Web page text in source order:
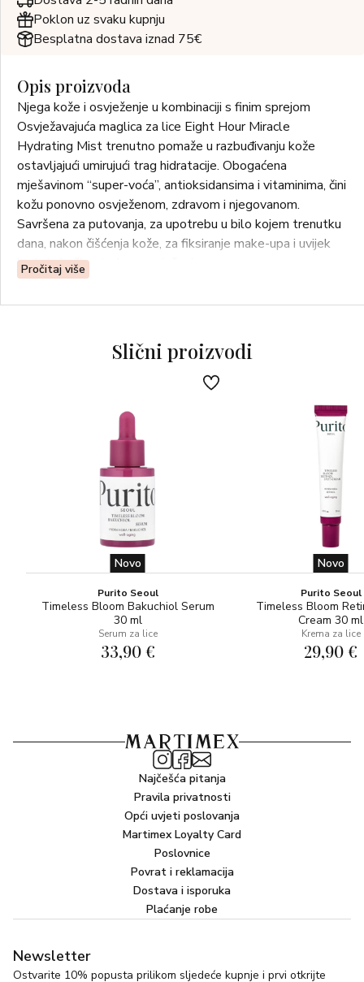
Poklon uz svaku kupnju
Besplatna dostava iznad 75€
Opis proizvoda
Njega kože i osvježenje u kombinaciji s finim sprejom
Osvježavajuća maglica za lice Eight Hour Miracle
Hydrating Mist trenutno pomaže u razbuđivanju kože
ostavljajući umirujući trag hidratacije. Obogaćena
mješavinom “super-voća”, antioksidansima i vitaminima, čini
kožu ponovno osvježenom, zdravom i njegovanom.
Savršena za putovanja, za upotrebu u bilo kojem trenutku
dana, nakon čišćenja kože, za fiksiranje make-upa i uvijek
kada je koži potrebno osvježenje.
Pročitaj više
Slični proizvodi
Novo
Purito Seoul
Timeless Bloom Bakuchiol Serum
30 ml
Serum za lice
33,90 €
Novo
Purito Seoul
Timeless Bloom
Cream 30 ml
Krema za lice
29,90 €
Najčešća pitanja
Pravila privatnosti
Opći uvjeti poslovanja
Martimex Loyalty Card
Poslovnice
Povrat i reklamacija
Dostava i isporuka
Plaćanje robe
Newsletter
Ostvarite 10% popusta prilikom sljedeće kupnje i prvi otkrijte